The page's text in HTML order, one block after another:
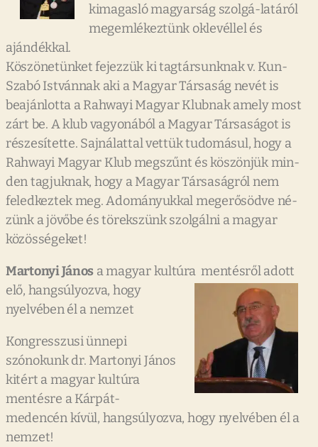
kimagasló magyarság szolgá-latáról
megemlékeztünk oklevéllel és
ajándékkal.
Köszönetünket fejezzük ki tagtársunknak v. Kun-
Szabó Istvánnak aki a Magyar Társaság nevét is
beajánlotta a Rahwayi Magyar Klubnak amely most
zárt be. A klub vagyonából a Magyar Társaságot is
részesítette. Sajnálattal vettük tudomásul, hogy a
Rahwayi Magyar Klub megszűnt és köszönjük min-
den tagjuknak, hogy a Magyar Társaságról nem
feledkeztek meg. Adományukkal megerősödve né-
zünk a jövőbe és törekszünk szolgálni a magyar
közösségeket!
Martonyi János a magyar kultúra mentésről adott
elő, hangsúlyozva, hogy
nyelvében él a nemzet
Kongresszusi ünnepi
szónokunk dr. Martonyi János
kitért a magyar kultúra
mentésre a Kárpát-
medencén kívül, hangsúlyozva, hogy nyelvében él a
nemzet!